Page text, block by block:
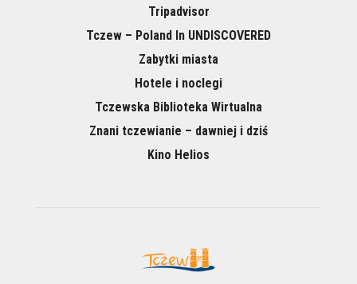
Tripadvisor
Tczew – Poland In UNDISCOVERED
Zabytki miasta
Hotele i noclegi
Tczewska Biblioteka Wirtualna
Znani tczewianie – dawniej i dziś
Kino Helios